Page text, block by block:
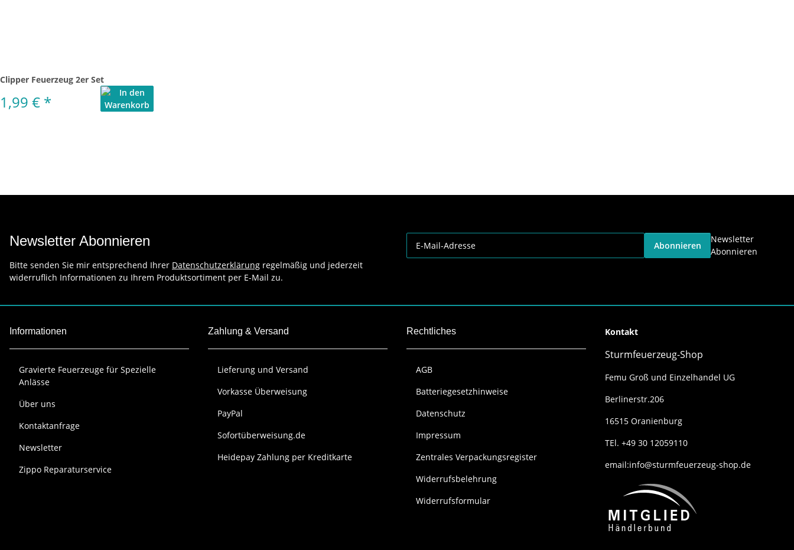
Clipper Feuerzeug 2er Set
1,99 € *
Newsletter Abonnieren
Bitte senden Sie mir entsprechend Ihrer Datenschutzerklärung regelmäßig und jederzeit
widerruflich Informationen zu Ihrem Produktsortiment per E-Mail zu.
Abonnieren
Newsletter
Abonnieren
Informationen
Gravierte Feuerzeuge für Spezielle
Anlässe
Über uns
Kontaktanfrage
Newsletter
Zippo Reparaturservice
Zahlung & Versand
Lieferung und Versand
Vorkasse Überweisung
PayPal
Sofortüberweisung.de
Heidepay Zahlung per Kreditkarte
Rechtliches
AGB
Batteriegesetzhinweise
Datenschutz
Impressum
Zentrales Verpackungsregister
Widerrufsbelehrung
Widerrufsformular
Kontakt
Sturmfeuerzeug-Shop
Femu Groß und Einzelhandel UG
Berlinerstr.206
16515 Oranienburg
TEl. +49 30 12059110
email:info@sturmfeuerzeug-shop.de